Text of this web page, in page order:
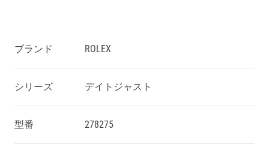
ブランド ROLEX
シリーズ デイトジャスト
型番 278275